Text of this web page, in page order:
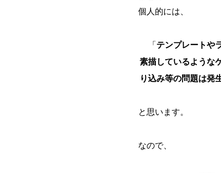
個人的には、
「 テンプレートや
素描しているような
り込み等の問題は発
と思います。
なので、